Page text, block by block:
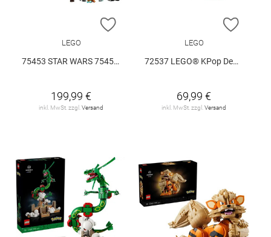
ZUR WUNSCHLISTE HINZUFÜGEN
LEGO
75453 STAR WARS 75453 V29
199,99 €
inkl. MwSt. zzgl.Versand
ZUR
LEGO
72537 LEGO® KPop Demon Hunters 72537 V29
69,99 €
inkl. MwSt. zzgl.Versand